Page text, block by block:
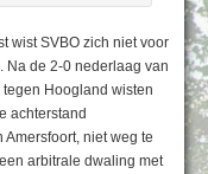
wist SVBO zich niet voor
Na de 2-0 nederlaag van
Hoogland wisten
achterstand
niet weg te
arbitrale dwaling met